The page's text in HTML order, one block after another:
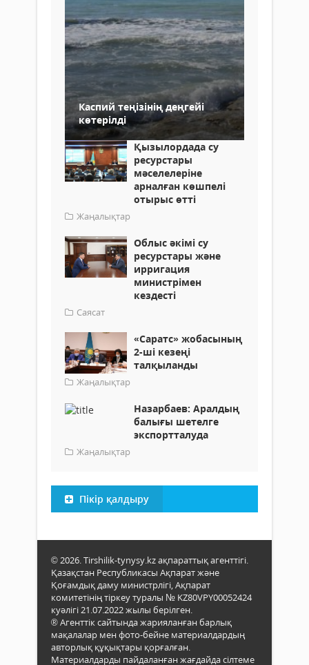
Каспий теңізінің деңгейі
көтерілді
Қызылордада су
ресурстары
мәселелеріне
арналған көшпелі
отырыс өтті
Жаңалықтар
Облыс әкімі су
ресурстары және
ирригация
министрімен
кездесті
Саясат
«Саратс» жобасының
2-ші кезеңі
талқыланды
Жаңалықтар
Назарбаев: Аралдың
балығы шетелге
экспортталуда
Жаңалықтар
Пікір қалдыру
© 2026. Tirshilik-tynysy.kz ақпараттық агенттігі.
Қазақстан Республикасы Ақпарат және
Қоғамдық даму министрлігі, Ақпарат
комитетінің тіркеу туралы № KZ80VPY00052424
куәлігі 21.07.2022 жылы берілген.
® Агенттік сайтында жарияланған барлық
мақалалар мен фото-бейне материалдардың
авторлық құқықтары қорғалған.
Материалдарды пайдаланған жағдайда сілтеме